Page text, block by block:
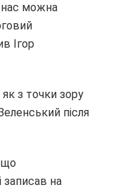
нас можна
Ігор
з точки зору
після
що
записав на